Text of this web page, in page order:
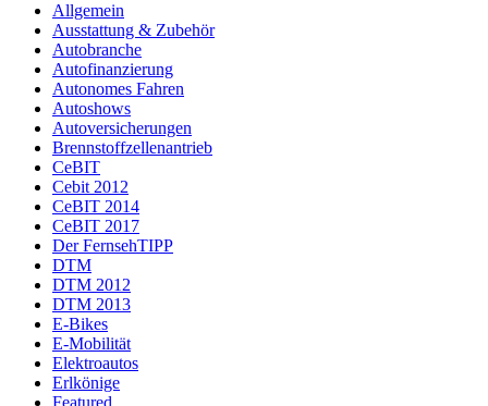
Allgemein
Ausstattung & Zubehör
Autobranche
Autofinanzierung
Autonomes Fahren
Autoshows
Autoversicherungen
Brennstoffzellenantrieb
CeBIT
Cebit 2012
CeBIT 2014
CeBIT 2017
Der FernsehTIPP
DTM
DTM 2012
DTM 2013
E-Bikes
E-Mobilität
Elektroautos
Erlkönige